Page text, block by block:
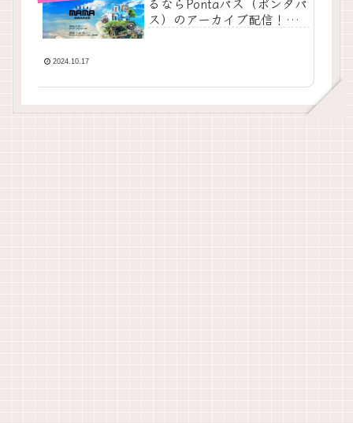
ス）のアーカイブ配信！視
2024.10.17